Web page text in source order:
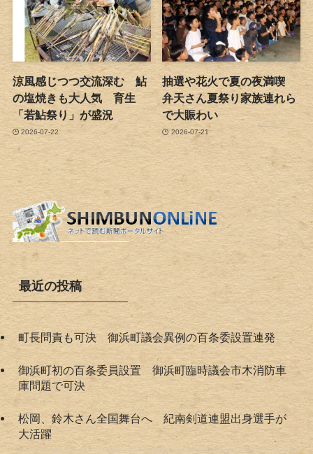
涼風感じつつ交流深む 鮎
の塩焼きも大人気 育生
「若鮎祭り」が盛況
2026-07-22
抽選や花火で夏の夜満喫
弁天さん夏祭り家族連れら
で大賑わい
2026-07-21
最近の投稿
町長問責も可決 御浜町議会異例の百条委設置連発
御浜町初の百条委員設置 御浜町臨時議会市木消防車
庫問題で可決
松岡、鈴木さん全国舞台へ 紀南剣道連盟出身選手が
大活躍